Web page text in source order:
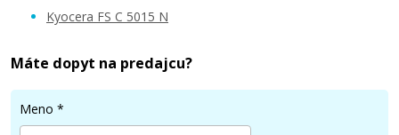
31,90 €
Kyocera FS C 5015 N
Máte dopyt na predajcu?
Meno *